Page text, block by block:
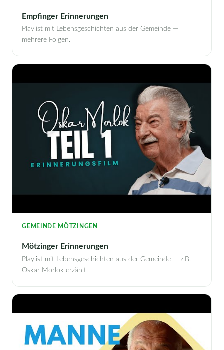
Empfinger Erinnerungen
Playlist mit Lebensgeschichten aus der Gemeinde —
mehrere Folgen.
GEMEINDE MÖTZINGEN
Mötzinger Erinnerungen
Playlist mit Lebensgeschichten aus der Gemeinde — z.B.
Oskar Morlok erzählt.